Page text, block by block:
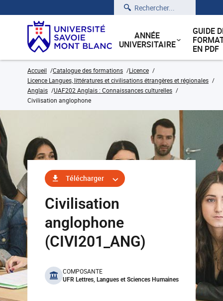
Rechercher
ANNÉE
UNIVERSITAIRE
GUIDE
EN PDF
Accueil Catalogue des formations
Licence
Licence Langues, littératures et civilisations étrangères et régionales
Anglais
UAF202 Anglais : Connaissances culturelles
Civilisation anglophone
Télécharger
Civilisation
anglophone
(CIVI201_ANG)
benefits
COMPOSANTE
UFR Lettres, Langues et Sciences Humaines